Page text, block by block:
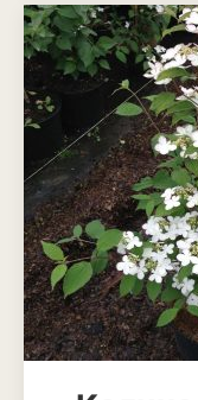
Чубушник (жасмин)
Овощи
Баклажан
Брокколи
Брюссельская
Кабачки
Капуста